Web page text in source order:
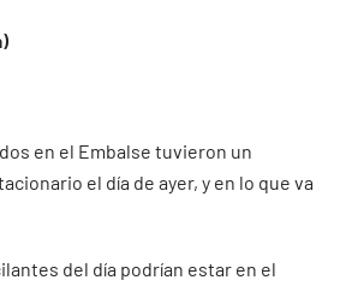
en el Embalse tuvieron un
el día de ayer, y en lo que va
del día podrían estar en el